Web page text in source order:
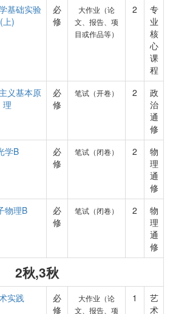
基础实验
(上)
必
修
大作业（论
文、报告、项
目或作品等）
2
专
业
核
心
课
程
义基本原
理
必
修
笔试（开卷） 2
政
治
通
修
学B
必
修
笔试（闭卷） 2
物
理
通
修
物理B
必
修
笔试（闭卷） 2
物
理
通
修
2秋,3秋
实践
必
修
大作业（论
文、报告、项
1
艺
术